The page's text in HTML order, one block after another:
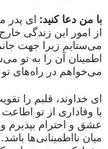
با من دعا کنید: ای پدر
از امور این زندگی
می‌ستایم زیرا جهت
اطمینان آن را به تو
می‌خواهم در راه‌های تو
ای خداوند، قلبم را
با وفاداری از تو
عشق و احترام بپذیرم
میان نااطمینانی‌ها